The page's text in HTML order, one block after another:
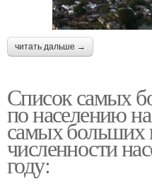
читать дальше →
Список самых
по населению
самых больших
численности
году: